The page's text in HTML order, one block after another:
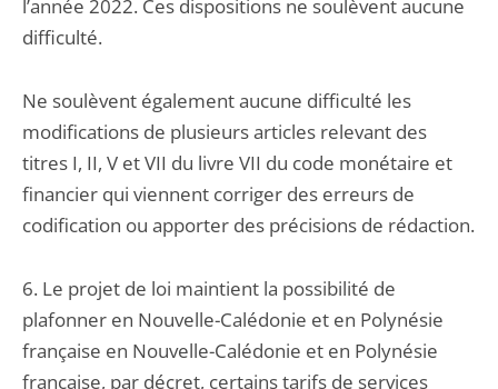
l’année 2022. Ces dispositions ne soulèvent aucune
difficulté.
Ne soulèvent également aucune difficulté les
modifications de plusieurs articles relevant des
titres I, II, V et VII du livre VII du code monétaire et
financier qui viennent corriger des erreurs de
codification ou apporter des précisions de rédaction.
6. Le projet de loi maintient la possibilité de
plafonner en Nouvelle-Calédonie et en Polynésie
française en Nouvelle-Calédonie et en Polynésie
française, par décret, certains tarifs de services